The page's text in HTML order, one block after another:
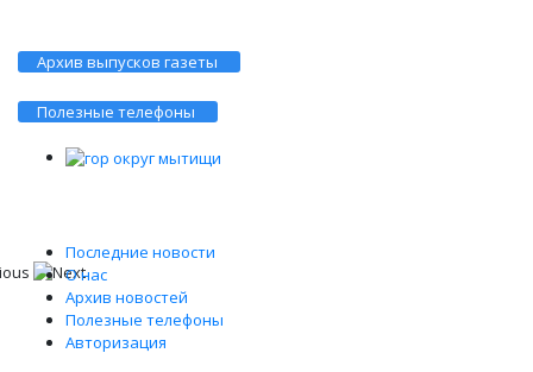
Архив выпусков газеты
Полезные телефоны
Последние новости
О нас
Архив новостей
Полезные телефоны
Авторизация